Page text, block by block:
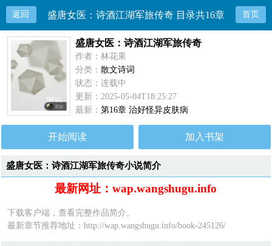
返回 盛唐女医：诗酒江湖军旅传奇 目录共16章 首页
盛唐女医：诗酒江湖军旅传奇
作者：林花果
分类：散文诗词
状态：连载中
更新：2025-05-04T18:25:27
最新：第16章 治好怪异皮肤病
开始阅读 加入书架
盛唐女医：诗酒江湖军旅传奇小说简介
最新网址：wap.wangshugu.info
下载客户端，查看完整作品简介。
最新章节推荐地址：http://wap.wangshugu.info/book-245126/